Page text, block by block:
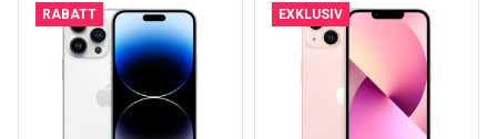
RABATT EXKLUSIV